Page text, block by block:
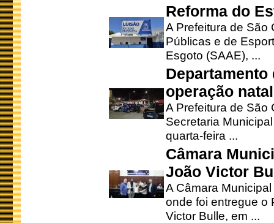
Reforma do
A Prefeitura de São
Públicas e de
Esgoto (SAAE), ...
operação
A Prefeitura de São
Secretaria
quarta-feira ...
Câmara
João Victor
A Câmara
onde foi entregue o
Victor Bulle, em ...